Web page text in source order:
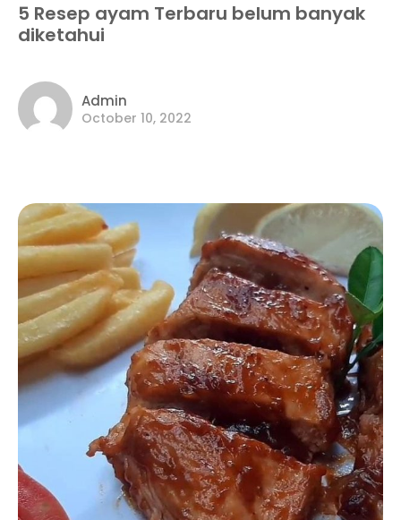
5 Resep ayam Terbaru belum banyak
diketahui
Admin
October 10, 2022